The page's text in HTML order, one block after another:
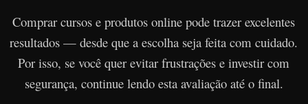
d
a
W
Comprar cursos e produtos online pode trazer excelentes
resultados — desde que a escolha seja feita com cuidado.
Por isso, se você quer evitar frustrações e investir com
segurança, continue lendo esta avaliação até o final.